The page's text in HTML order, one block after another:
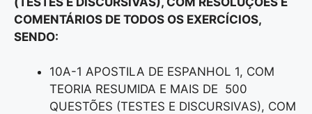
COMENTÁRIOS DE TODOS OS EXERCÍCIOS,
SENDO:
10A-1 APOSTILA DE ESPANHOL 1, COM
TEORIA RESUMIDA E MAIS DE 500
QUESTÕES (TESTES E DISCURSIVAS), COM